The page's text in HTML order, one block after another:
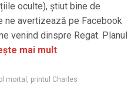
oculte), știut bine de
ne avertizează pe Facebook
venind dinspre Regat. Planul
mai mult
mortal , printul Charles